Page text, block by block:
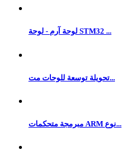
لوحة آرم - لوحة STM32 ...
تحويلة توسعة للوحات مت...
مبرمجة متحكمات ARM نوع...